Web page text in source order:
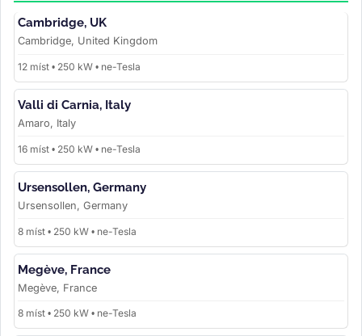
Cambridge, UK
Cambridge, United Kingdom
12 míst • 250 kW • ne-Tesla
Valli di Carnia, Italy
Amaro, Italy
16 míst • 250 kW • ne-Tesla
Ursensollen, Germany
Ursensollen, Germany
8 míst • 250 kW • ne-Tesla
Megève, France
Megève, France
8 míst • 250 kW • ne-Tesla